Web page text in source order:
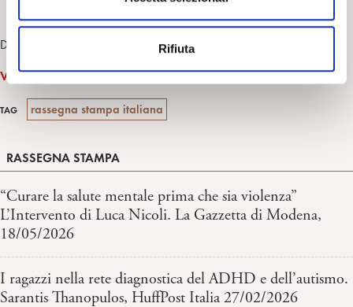
s
o
Rifiuta
Davide D’Alessandro
Vai all’articolo
TAG rassegna stampa italiana
RASSEGNA STAMPA
“Curare la salute mentale prima che sia violenza”
L’Intervento di Luca Nicoli. La Gazzetta di Modena,
18/05/2026
I ragazzi nella rete diagnostica del ADHD e dell’autismo.
Sarantis Thanopulos, HuffPost Italia 27/02/2026